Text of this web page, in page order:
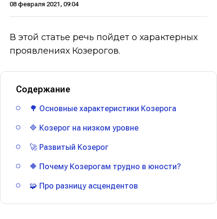
08 февраля 2021, 09:04
В этой статье речь пойдет о характерных
проявлениях Козерогов.
Содержание
🌳 Основные характеристики Козерога
🔷 Козерог на низком уровне
🚀 Развитый Козерог
🔶 Почему Козерогам трудно в юности?
🧩 Про разницу асцендентов